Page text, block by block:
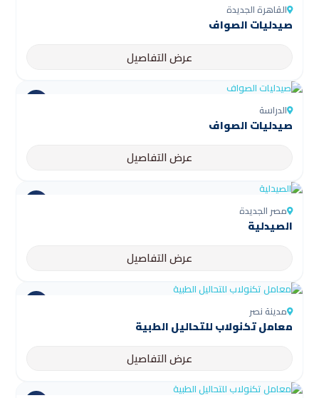
القاهرة الجديدة
صيدليات الصواف
عرض التفاصيل
الدراسة
صيدليات الصواف
عرض التفاصيل
مصر الجديدة
الصيدلية
عرض التفاصيل
مدينة نصر
معامل تكنولاب للتحاليل الطبية
عرض التفاصيل